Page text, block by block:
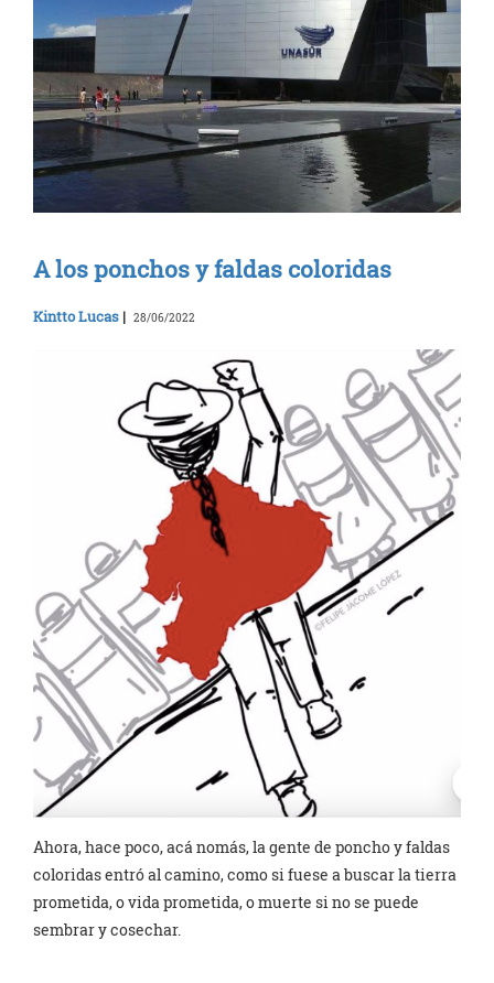
A los ponchos y faldas coloridas
Kintto Lucas | 28/06/2022
Ahora, hace poco, acá nomás, la gente de poncho y faldas
coloridas entró al camino, como si fuese a buscar la tierra
prometida, o vida prometida, o muerte si no se puede
sembrar y cosechar.